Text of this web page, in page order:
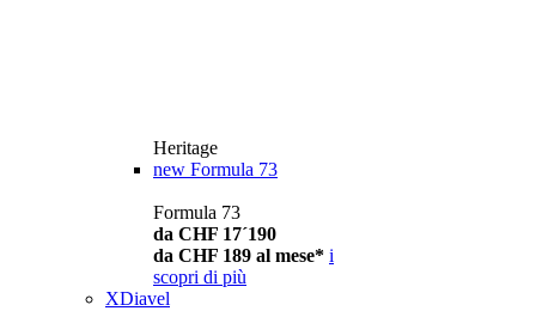
Heritage
new Formula 73
Formula 73
da CHF 17´190
da CHF 189 al mese* i
scopri di più
XDiavel